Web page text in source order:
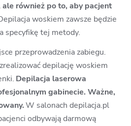
również po to, aby pacjent
woskiem zawsze będzie
specyfikę tej metody.
przeprowadzenia zabiegu.
depilację woskiem
Depilacja laserowa
gabinecie. Ważne,
W salonach depilacja.pl
odbywają darmową